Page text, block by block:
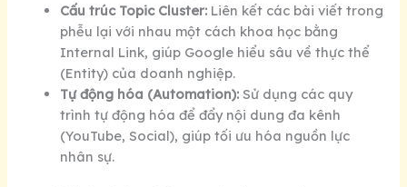
Cấu trúc Topic Cluster: Liên kết các bài viết trong
phễu lại với nhau một cách khoa học bằng
Internal Link, giúp Google hiểu sâu về thực thể
(Entity) của doanh nghiệp.
Tự động hóa (Automation): Sử dụng các quy
trình tự động hóa để đẩy nội dung đa kênh
(YouTube, Social), giúp tối ưu hóa nguồn lực
nhân sự.